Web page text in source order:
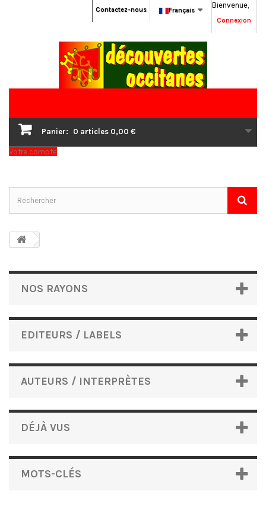
Bienvenue,
Connexion
Français
Contactez-nous
Panier: 0 articles 0,00 €
Votre compte
NOS RAYONS
EDITEURS / LABELS
AUTEURS / INTERPRÈTES
DÉJÀ VUS
MOTS-CLÉS